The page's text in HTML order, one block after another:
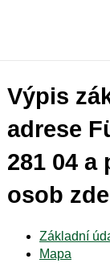
Výpis
adrese
281 04 a
osob
Základní
Mapa